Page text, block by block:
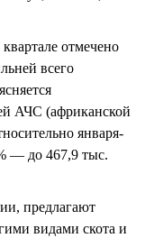
отмечено
всего
АЧС (африканской
января-
— до 467,9 тыс.
предлагают
видами скота и